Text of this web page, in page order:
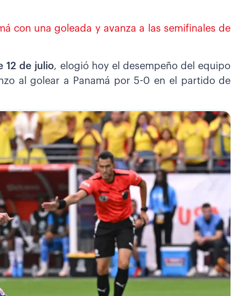
con una goleada y avanza a las semifinales de
12 de julio, elogió hoy el desempeño del equipo
al golear a Panamá por 5-0 en el partido de